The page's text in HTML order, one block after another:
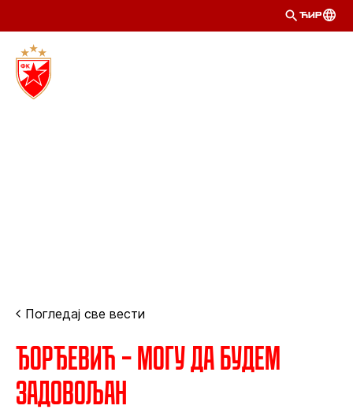
ЋИР
Погледај све вести
Ђорђевић – Могу да будем
задовољан